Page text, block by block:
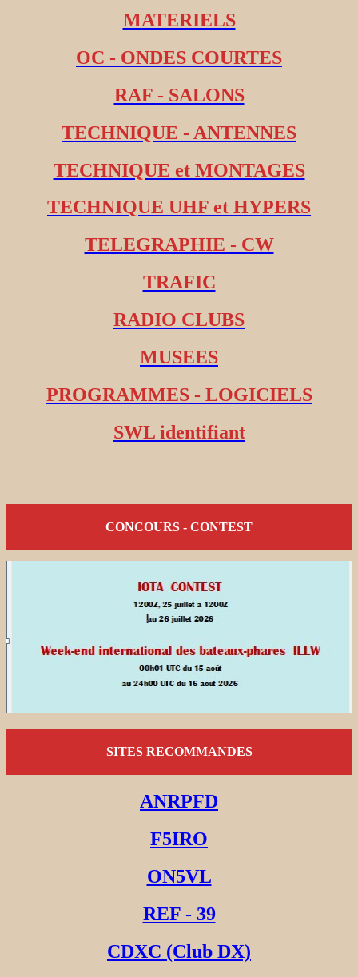
MATERIELS
OC - ONDES COURTES
RAF - SALONS
TECHNIQUE - ANTENNES
TECHNIQUE et MONTAGES
TECHNIQUE UHF et HYPERS
TELEGRAPHIE - CW
TRAFIC
RADIO CLUBS
MUSEES
PROGRAMMES - LOGICIELS
SWL identifiant
CONCOURS - CONTEST
SITES RECOMMANDES
ANRPFD
F5IRO
ON5VL
REF - 39
CDXC (Club DX)